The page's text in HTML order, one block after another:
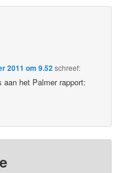
2011 om 9.52schreef:
het Palmer rapport: